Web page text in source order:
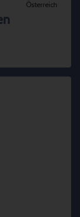
Österreich